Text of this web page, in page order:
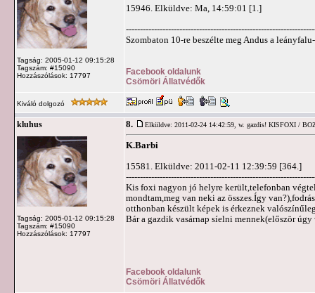
Tagság: 2005-01-12 09:15:28
Tagszám: #15090
Hozzászólások: 17797
15946. Elküldve: Ma, 14:59:01 [1.]
Szombaton 10-re beszélte meg Andus a
Facebook oldalunk
Csömöri Állatvédők
Kiváló dolgozó
kluhus
Tagság: 2005-01-12 09:15:28
Tagszám: #15090
Hozzászólások: 17797
8. Elküldve: 2011-02-24 14:42:59, w. gazdis! KISFOXI /
K.Barbi
15581. Elküldve: 2011-02-11 12:39:59 [364.]
Kis foxi nagyon jó helyre került,telefonban
mondtam,meg van neki az összes.Így
otthonban készült képek is érkeznek
Bár a gazdik vasárnap síelni mennek(először
Facebook oldalunk
Csömöri Állatvédők